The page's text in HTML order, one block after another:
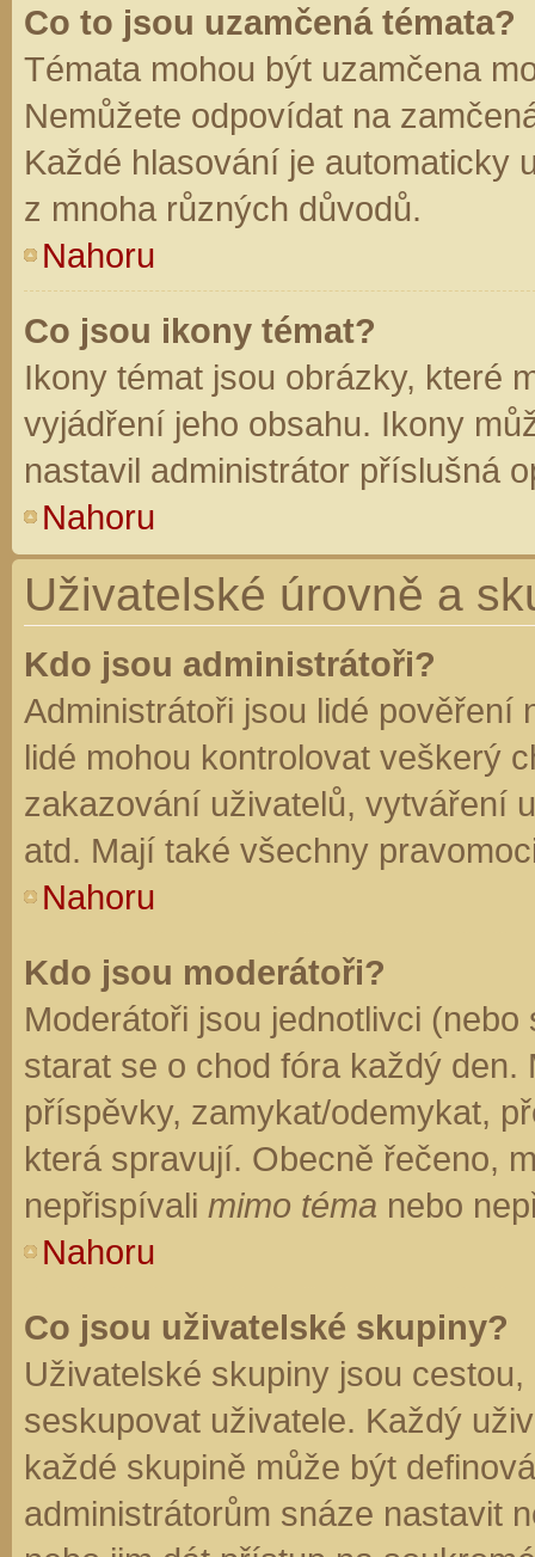
Co to jsou uzamčená témata?
Témata mohou být uzamčena
Nemůžete odpovídat na
Každé hlasování je automaticky
z mnoha různých důvodů.
Nahoru
Co jsou ikony témat?
Ikony témat jsou obrázky, které
vyjádření jeho obsahu. Ikony
nastavil administrátor příslušná
Nahoru
Uživatelské úrovně a
Kdo jsou administrátoři?
Administrátoři jsou lidé pověření
lidé mohou kontrolovat veškerý
zakazování uživatelů, vytváření
atd. Mají také všechny
Nahoru
Kdo jsou moderátoři?
Moderátoři jsou jednotlivci
starat se o chod fóra každý
příspěvky, zamykat/odemykat,
která spravují. Obecně řečeno,
nepřispívali mimo téma nebo
Nahoru
Co jsou uživatelské skupiny?
Uživatelské skupiny jsou
seskupovat uživatele. Každý
každé skupině může být
administrátorům snáze nastavit